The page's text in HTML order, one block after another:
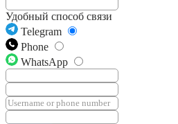
Удобный способ связи
Telegram
Phone
WhatsApp